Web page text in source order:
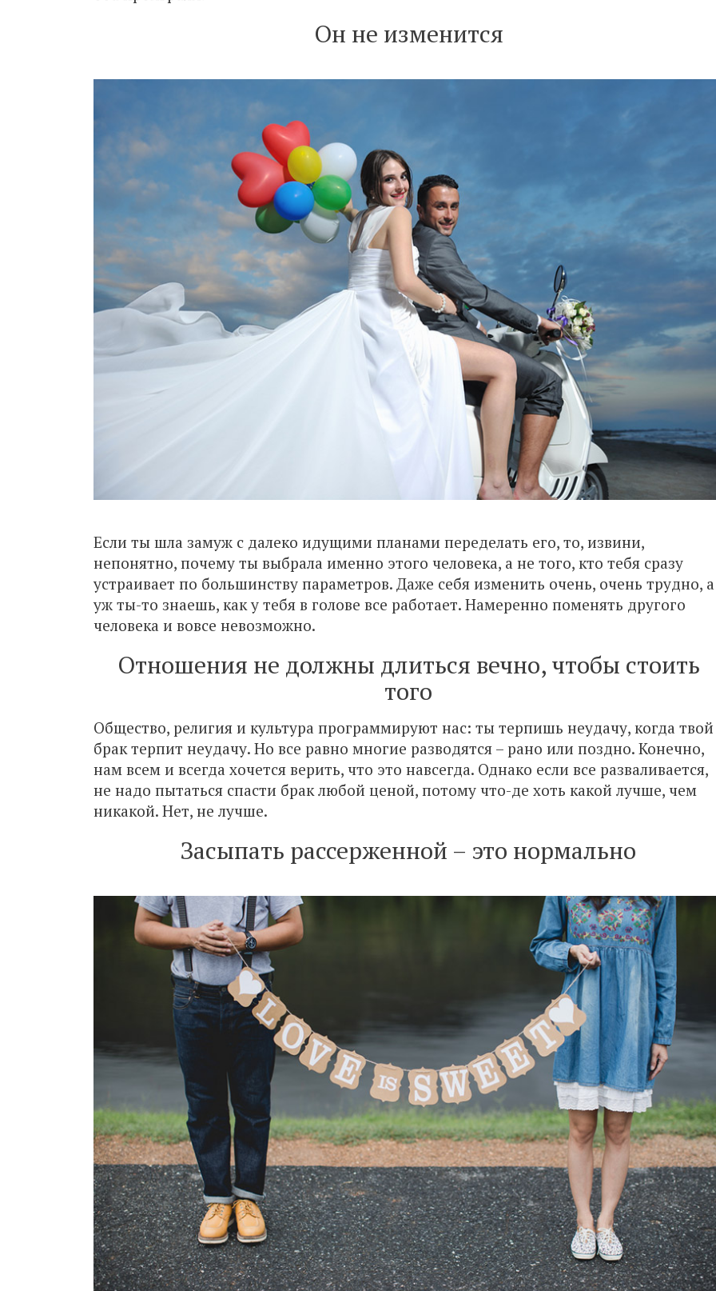
Он не изменится
Если ты шла замуж с далеко идущими планами переделать его, то, извини,
непонятно, почему ты выбрала именно этого человека, а не того, кто тебя сразу
устраивает по большинству параметров. Даже себя изменить очень, очень трудно, а
уж ты-то знаешь, как у тебя в голове все работает. Намеренно поменять другого
человека и вовсе невозможно.
Отношения не должны длиться вечно, чтобы стоить
того
Общество, религия и культура программируют нас: ты терпишь неудачу, когда твой
брак терпит неудачу. Но все равно многие разводятся – рано или поздно. Конечно,
нам всем и всегда хочется верить, что это навсегда. Однако если все разваливается,
не надо пытаться спасти брак любой ценой, потому что-де хоть какой лучше, чем
никакой. Нет, не лучше.
Засыпать рассерженной – это нормально